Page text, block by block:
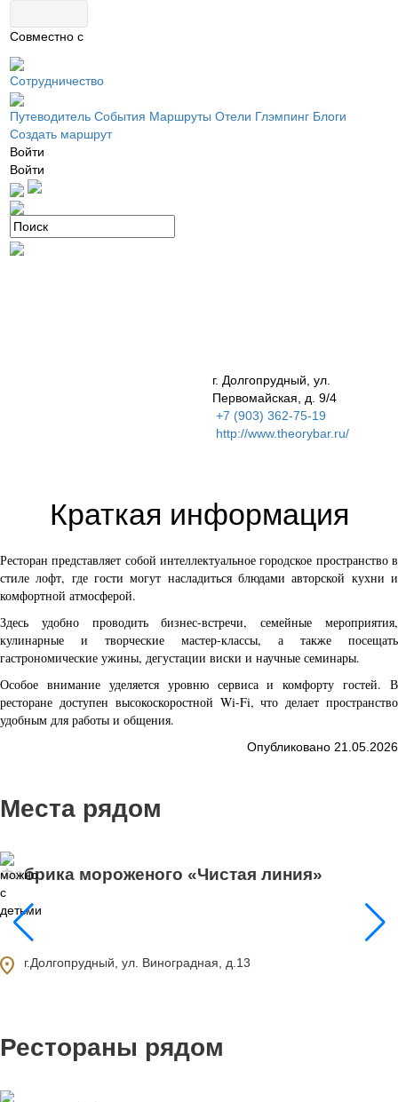
Совместно с
Сотрудничество
Путеводитель События Маршруты Отели Глэмпинг Блоги
Создать маршрут
Войти
Войти
г. Долгопрудный, ул.
Первомайская, д. 9/4
+7 (903) 362-75-19
http://www.theorybar.ru/
Краткая информация
Ресторан представляет собой интеллектуальное городское пространство в
стиле лофт, где гости могут насладиться блюдами авторской кухни и
комфортной атмосферой.
Здесь удобно проводить бизнес-встречи, семейные мероприятия,
кулинарные и творческие мастер-классы, а также посещать
гастрономические ужины, дегустации виски и научные семинары.
Особое внимание уделяется уровню сервиса и комфорту гостей. В
ресторане доступен высокоскоростной Wi-Fi, что делает пространство
удобным для работы и общения.
Опубликовано 21.05.2026
Места рядом
Фабрика мороженого «Чистая линия»
г.Долгопрудный, ул. Виноградная, д.13
Рестораны рядом